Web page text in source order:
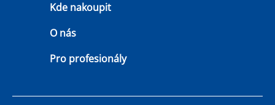
Kde nakoupit
O nás
Pro profesionály